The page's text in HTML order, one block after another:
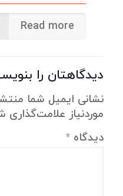
Read more
دیدگاهتان را
نشانی ایمیل شما
موردنیاز علامت‌گذاری
دیدگاه *